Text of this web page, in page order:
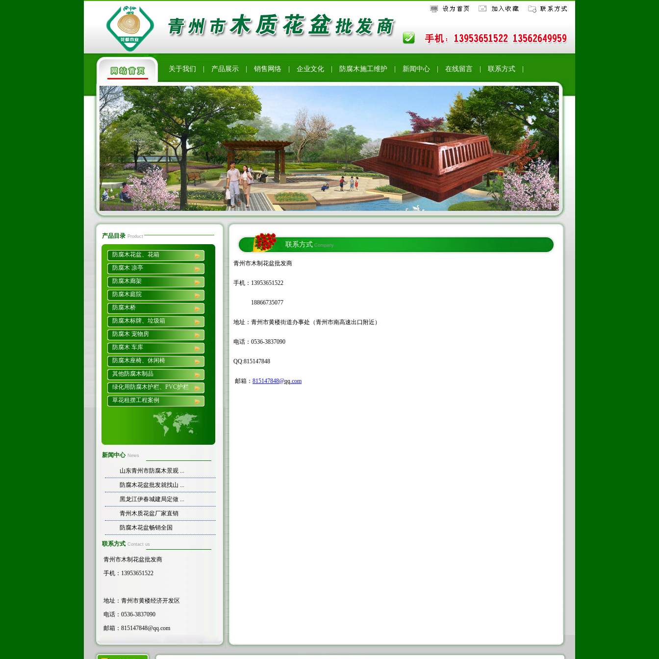
关于我们 产品展示 销售网络 企业文化 防腐木施工维护 新闻中心 在线留言 联系方式 |
产品目录 Product
防腐木花盆、花箱
防腐木 凉亭
防腐木廊架
防腐木庭院
防腐木桥
防腐木标牌、垃圾箱
防腐木 宠物房
防腐木 车库
防腐木座椅、休闲椅
其他防腐木制品
绿化用防腐木护栏、PVC护栏
草花租摆工程案例
新闻中心 News
山东青州市防腐木景观 ...
防腐木花盆批发就找山 ...
黑龙江伊春城建局定做 ...
青州木质花盆厂家直销
防腐木花盆畅销全国
联系方式 Contact us
青州市木制花盆批发商
手机：13953651522
地址：青州市黄楼经济开发区
电话：0536-3837090
邮箱： 815147848@qq.com
联系方式 Company
青州市木制花盆批发商
手机：13953651522
18866735077
地址：青州市黄楼街道办事处（青州市南高速出口附近）
电话：0536-3837090
QQ:815147848
邮箱： 815147848@qq.com